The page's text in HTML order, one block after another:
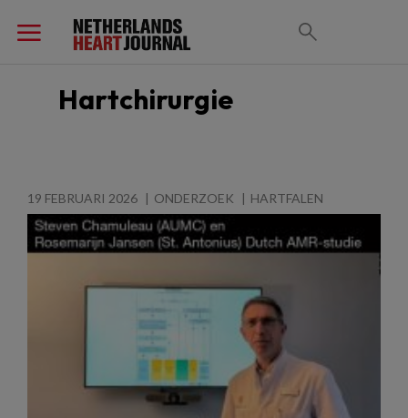
Hartchirurgie
19 FEBRUARI 2026 ONDERZOEK HARTFALEN